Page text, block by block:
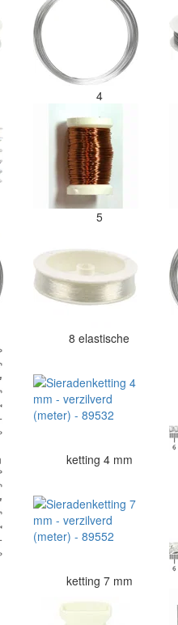
4
5
8 elastische
ketting 4 mm
ketting 7 mm